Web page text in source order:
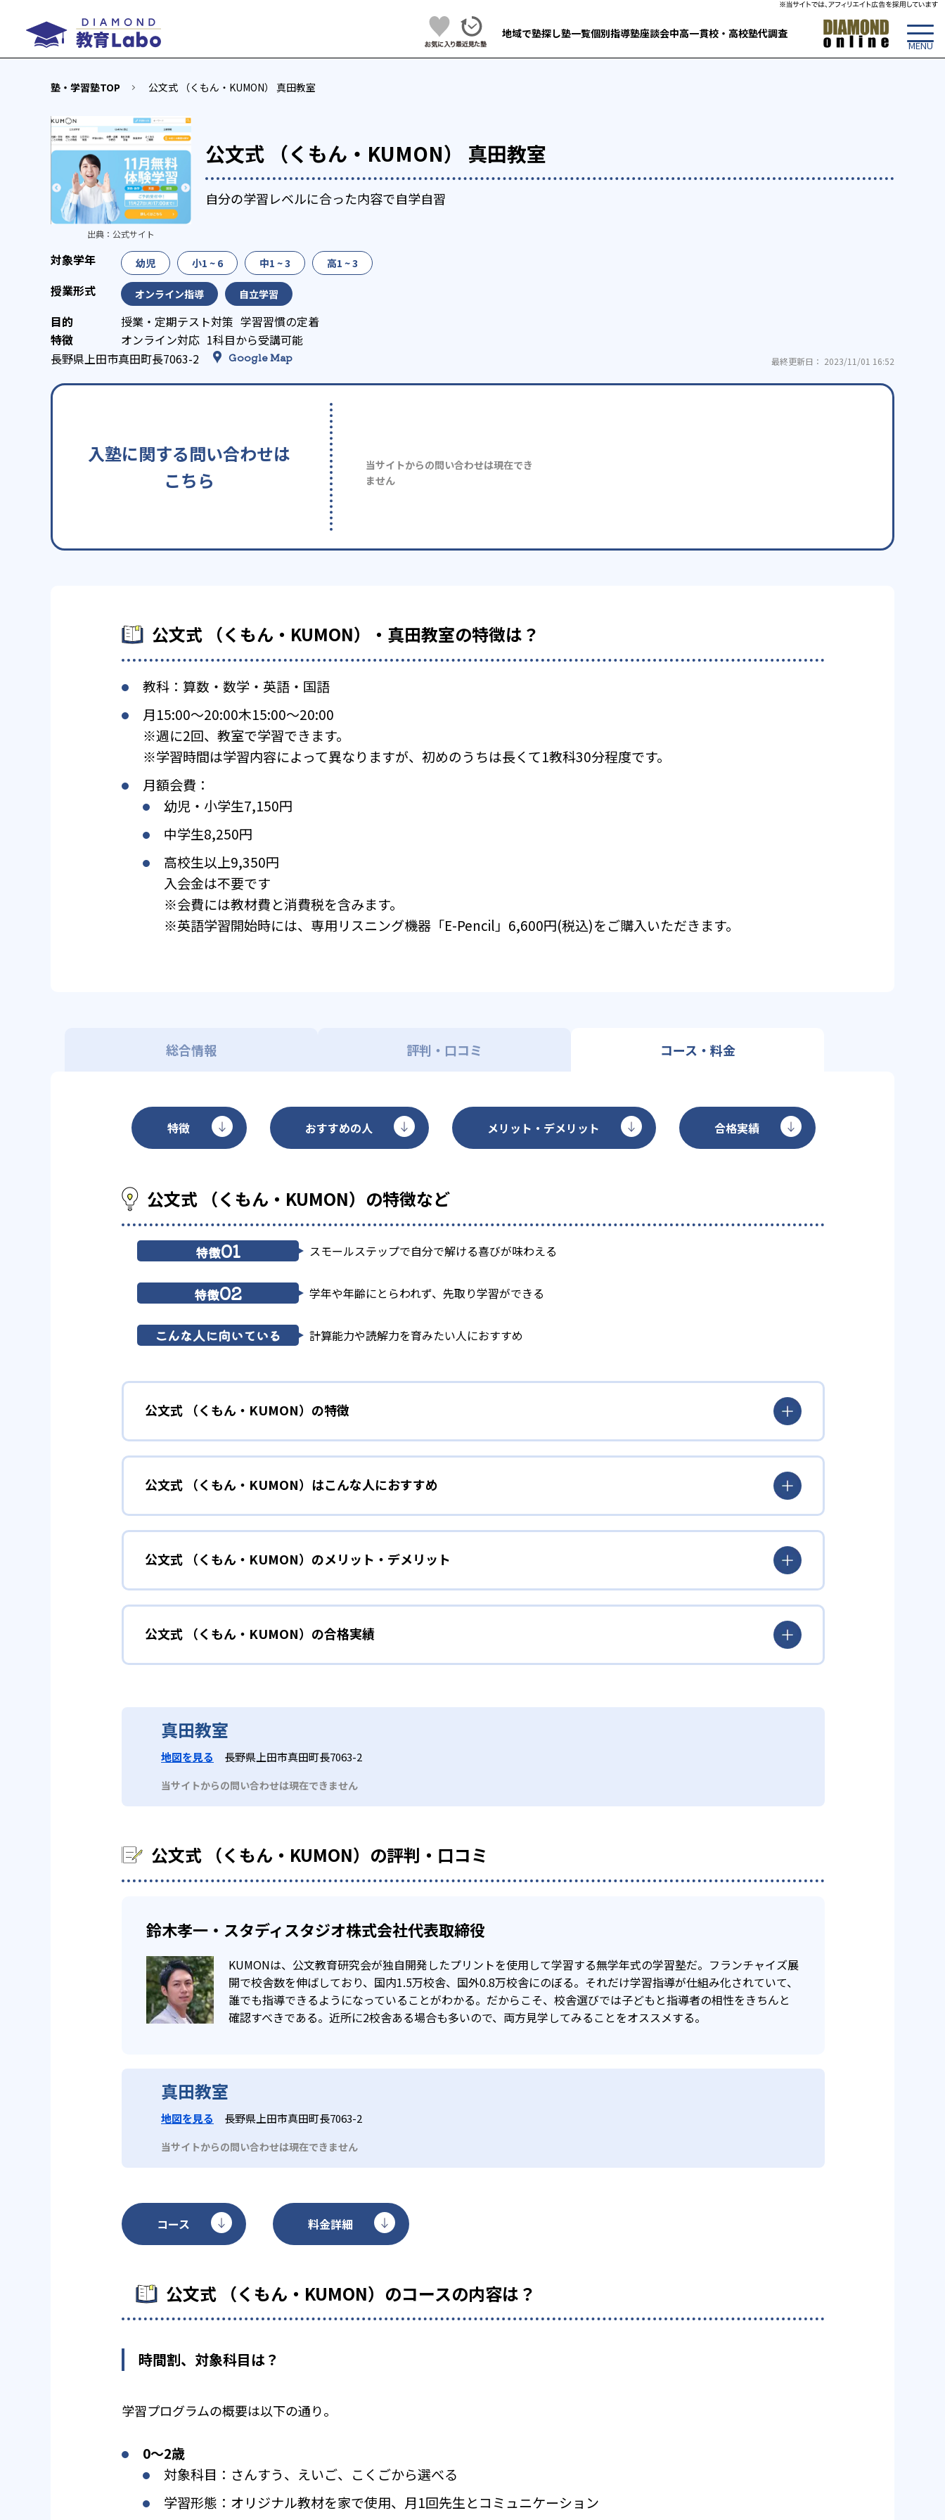
地域で塾探し塾一覧個別指導塾座談会中高一貫校・高校塾代調査
塾・学習塾TOP 公文式 （くもん・KUMON） 真田教室
公文式 （くもん・KUMON） 真田教室
自分の学習レベルに合った内容で自学自習
出典： 公式サイト
幼児 小1 ~ 6 中1 ~ 3 高1 ~ 3
オンライン指導 自立学習
授業・定期テスト対策 学習習慣の定着
オンライン対応 1科目から受講可能
長野県上田市真田町長7063-2
Google Map 最終更新日： 2023/11/01 16:52
入塾に関する問い合わせは
こちら
当サイトからの問い合わせは現在でき
ません
公文式 （くもん・KUMON）・真田教室の特徴は？
教科：算数・数学・英語・国語
月15:00〜20:00木15:00〜20:00
※週に2回、教室で学習できます。
※学習時間は学習内容によって異なりますが、初めのうちは長くて1教科30分程度です。
月額会費：
幼児・小学生7,150円
中学生8,250円
高校生以上9,350円
入会金は不要です
※会費には教材費と消費税を含みます。
※英語学習開始時には、専用リスニング機器「E-Pencil」6,600円(税込)をご購入いただきます。
総合情報 評判・口コミ コース・料金
特徴 おすすめの人 メリット・デメリット 合格実績
公文式 （くもん・KUMON）の特徴など
特徴01 スモールステップで自分で解ける喜びが味わえる
特徴02 学年や年齢にとらわれず、先取り学習ができる
こんな人に向いている 計算能力や読解力を育みたい人におすすめ
公文式 （くもん・KUMON）の特徴
01 無学年式の学力別学習
KUMONでは、年齢や学年にとらわれずに、一人ひとりの学力に応じたレベルから学習を始めている。
確実に100点が取れるレベルから少しずつ難易度を上げていくことで子どもたちは多くの成功体験を積み、学習する楽しさを経験
できる。
02 自学自習スタイル
KUMONの教材は、簡単な問題から高度な問題へと、スモールステップで進んでいけるよう工夫されている。このスタイルは子ど
時期から高校教材に進む生徒もいる。
03 フレキシブルな受講スタイル
KUMONでは、教室が開いている時間内であれば、何曜日にでも週2回受講できる。そのため、部活や他の習い事で忙しい中高生に
も通室しやすい。また、教室によっては自宅からのオンライン受講と通室を組み合わせることも可能だ。
公文式 （くもん・KUMON）はこんな人におすすめ
小学校に入る準備をしたい幼児向け
KUMONでは細かいステップに分かれた教材で、わかる楽しさを経験しながら無理なく力を高めていける。
性格や学習への取り組み姿勢に合わせて内容も調整するため、小学校に入ってもつまずきにくい学力を身につけられるだろう。
KUMONでは経験豊富な先生が、子どものやる気を引き出せるよう適切なヒントを与えたり、声かけをしたりしている。苦手な科
目でも自分で解けた達成感を味わうことで、少しずつ苦手意識を克服できるだろう。
中学生・高校生 部活や習い事と両立したい生徒向け
KUMONでは、一人ひとりの学習状況やスケジュールに合わせて、きめ細やかにカリキュラムを調整している。
宿題の量や進め方に関しては、いつでも気軽に相談可能だ。
公文式 （くもん・KUMON）のメリット・デメリット
どんなメリットがある？
KUMONでは自学自習スタイルで勉強するため、集中力や目標に向かって頑張りやり抜く力を育むことができる。また、年齢や学
年にとらわれずに自分の学力に相応したレベルから学習できるため、難しすぎてやる気を損ねたり、簡単すぎて退屈することもな
い。
どんなデメリットがある？
KUMONでは、中高生のクラスでも数学・英語・国語の3教科に限られるため、その他の教科に関しては他塾を検討する必要がある
だろう。
公文式 （くもん・KUMON）の合格実績
KUMONは、公式サイトでは合格実績は公開していない。志望校への実績があるかどうかは、通う予定の教室に問い合わせたい。
真田教室
地図を見る 長野県上田市真田町長7063-2
当サイトからの問い合わせは現在できません
公文式 （くもん・KUMON）の評判・口コミ
鈴木孝一・スタディスタジオ株式会社代表取締役
KUMONは、公文教育研究会が独自開発したプリントを使用して学習する無学年式の学習塾だ。フランチャイズ展
開で校舎数を伸ばしており、国内1.5万校舎、国外0.8万校舎にのぼる。それだけ学習指導が仕組み化されていて、
誰でも指導できるようになっていることがわかる。だからこそ、校舎選びでは子どもと指導者の相性をきちんと
確認すべきである。近所に2校舎ある場合も多いので、両方見学してみることをオススメする。
真田教室
地図を見る 長野県上田市真田町長7063-2
当サイトからの問い合わせは現在できません
コース 料金詳細
公文式 （くもん・KUMON）のコースの内容は？
時間割、対象科目は？
学習プログラムの概要は以下の通り。
0〜2歳
対象科目：さんすう、えいご、こくごから選べる
学習形態：オリジナル教材を家で使用、月1回先生とコミュニケーション